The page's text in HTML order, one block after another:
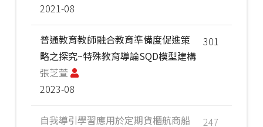
2021-08
301
普通教育教師融合教育準備度促進策
略之探究~特殊教育導論SQD模型建構
張芝萱
2023-08
247
自我導引學習應用於定期貨櫃航商船